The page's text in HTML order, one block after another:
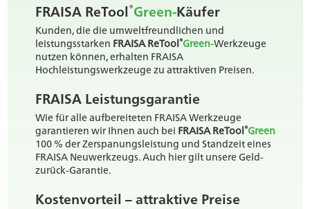
FRAISA ReTool®Green-Käufer
Kunden, die die umweltfreundlichen und
leistungsstarken FRAISA ReTool®Green-Werkzeuge
nutzen können, erhalten FRAISA
Hochleistungswerkzeuge zu attraktiven Preisen.
FRAISA Leistungsgarantie
Wie für alle aufbereiteten FRAISA Werkzeuge
garantieren wir Ihnen auch bei FRAISA ReTool®Green
100 % der Zerspanungsleistung und Standzeit eines
FRAISA Neuwerkzeugs. Auch hier gilt unsere Geld-
zurück-Garantie.
Kostenvorteil – attraktive Preise